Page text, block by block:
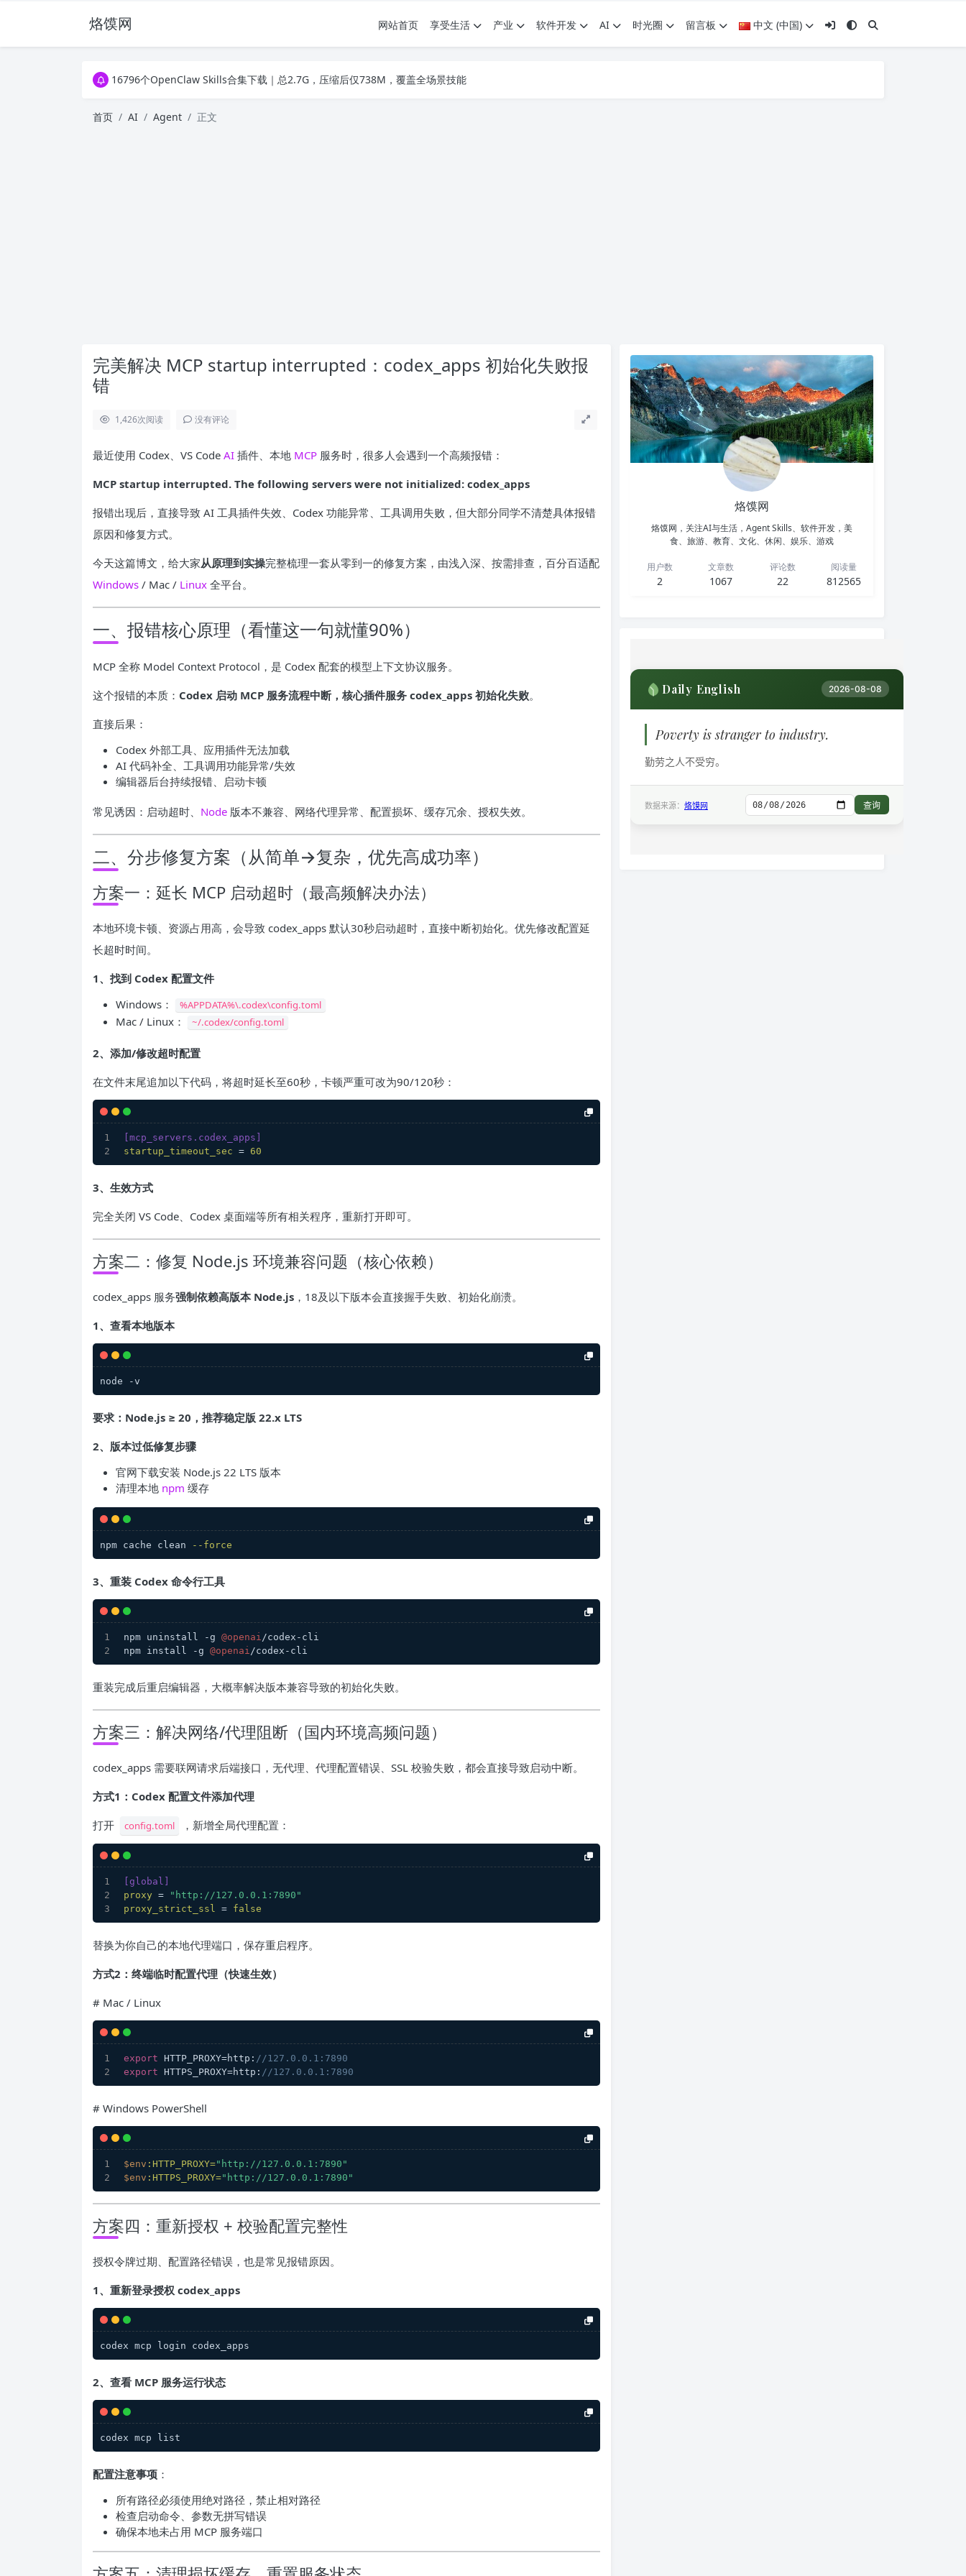
烙馍网 网站首页 享受生活 产业 软件开发 AI 时光圈 留言板
中文 (中国)
16796个OpenClaw Skills合集下载｜总2.7G，压缩后仅738M，覆盖全场景技能
16796个OpenClaw Skills合集下载｜总2.7G，压缩后仅738M，覆盖全场景技能
首页
AI Agent 正文
完美解决 MCP startup interrupted：codex_apps 初始化失败报
错
1,426次阅读 没有评论
最近使用 Codex、VS Code AI 插件、本地 MCP 服务时，很多人会遇到一个高频报错：
MCP startup interrupted. The following servers were not initialized: codex_apps
报错出现后，直接导致 AI 工具插件失效、Codex 功能异常、工具调用失败，但大部分同学不清楚具体报错
原因和修复方式。
今天这篇博文，给大家从原理到实操完整梳理一套从零到一的修复方案，由浅入深、按需排查，百分百适配
Windows / Mac / Linux 全平台。
一、报错核心原理（看懂这一句就懂90%）
MCP 全称 Model Context Protocol，是 Codex 配套的模型上下文协议服务。
这个报错的本质： Codex 启动 MCP 服务流程中断，核心插件服务 codex_apps 初始化失败。
直接后果：
Codex 外部工具、应用插件无法加载
AI 代码补全、工具调用功能异常/失效
编辑器后台持续报错、启动卡顿
常见诱因：启动超时、 Node 版本不兼容、网络代理异常、配置损坏、缓存冗余、授权失效。
二、分步修复方案（从简单→复杂，优先高成功率）
方案一：延长 MCP 启动超时（最高频解决办法）
本地环境卡顿、资源占用高，会导致 codex_apps 默认30秒启动超时，直接中断初始化。优先修改配置延
长超时时间。
1、找到 Codex 配置文件
Windows：
%APPDATA%\.codex\config.toml
Mac / Linux： ~/.codex/config.toml
2、添加/修改超时配置
在文件末尾追加以下代码，将超时延长至60秒，卡顿严重可改为90/120秒：
[mcp_servers.codex_apps]
startup_timeout_sec = 60
3、生效方式
完全关闭 VS Code、Codex 桌面端等所有相关程序，重新打开即可。
方案二：修复 Node.js 环境兼容问题（核心依赖）
codex_apps 服务强制依赖高版本 Node.js ，18及以下版本会直接握手失败、初始化崩溃。
1、查看本地版本
node -v
要求：Node.js ≥ 20，推荐稳定版 22.x LTS
2、版本过低修复步骤
官网下载安装 Node.js 22 LTS 版本
清理本地 npm 缓存
npm cache clean --force
3、重装 Codex 命令行工具
npm uninstall -g @openai/codex-cli
npm install -g @openai/codex-cli
重装完成后重启编辑器，大概率解决版本兼容导致的初始化失败。
方案三：解决网络/代理阻断（国内环境高频问题）
codex_apps 需要联网请求后端接口，无代理、代理配置错误、SSL 校验失败，都会直接导致启动中断。
方式1：Codex 配置文件添加代理
打开
config.toml ，新增全局代理配置：
[global]
proxy =
"http://127.0.0.1:7890"
proxy_strict_ssl = false
替换为你自己的本地代理端口，保存重启程序。
方式2：终端临时配置代理（快速生效）
# Mac / Linux
export HTTP_PROXY=http: //127.0.0.1:7890
export HTTPS_PROXY=http: //127.0.0.1:7890
# Windows PowerShell
$env :HTTP_PROXY="http://127.0.0.1:7890"
$env :HTTPS_PROXY="http://127.0.0.1:7890"
方案四：重新授权 + 校验配置完整性
授权令牌过期、配置路径错误，也是常见报错原因。
1、重新登录授权 codex_apps
codex mcp login codex_apps
2、查看 MCP 服务运行状态
codex mcp list
配置注意事项 ：
所有路径必须使用绝对路径，禁止相对路径
检查启动命令、参数无拼写错误
确保本地未占用 MCP 服务端口
烙馍网
烙馍网，关注AI与生活，Agent Skills、软件开发，美
食、旅游、教育、文化、休闲、娱乐、游戏
用户数
2
文章数
1067
评论数
22
阅读量
812565